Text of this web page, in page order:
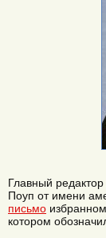
Главный
Поуп от имени
письмо
котором